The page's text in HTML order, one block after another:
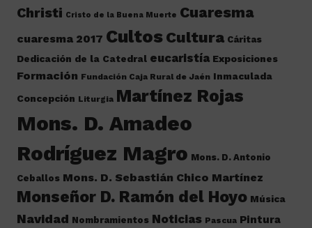
Christi Cristo de la Buena Muerte Cuaresma
cuaresma 2017 Cultos Cultura Cáritas
Dedicación de la Catedral eucaristía Exposiciones
Formación Fundación Caja Rural de Jaén Inmaculada
Concepción Liturgia Martínez Rojas
Mons. D. Amadeo
Rodríguez Magro Mons. D. Antonio
Ceballos Mons. D. Sebastián Chico Martínez
Monseñor D. Ramón del Hoyo Música
Navidad Nombramientos Noticias Pascua Pintura